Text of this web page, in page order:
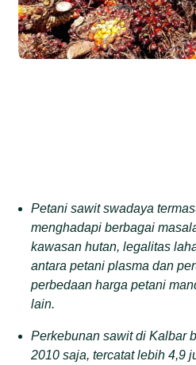
Petani sawit swadaya
menghadapi berbagai
kawasan hutan, legalitas
antara petani plasma dan
perbedaan harga petani
lain.
Perkebunan sawit di Kalbar
2010 saja, tercatat lebih 4,9